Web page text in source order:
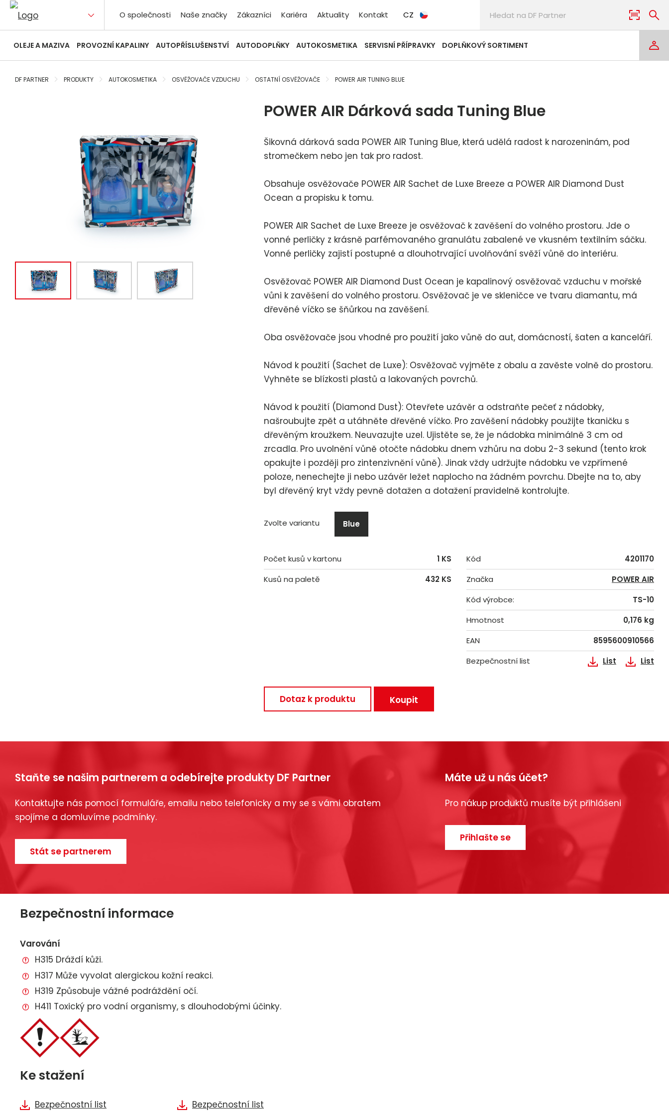
O společnosti Naše značky Zákazníci Kariéra Aktuality Kontakt CZ
OLEJE A MAZIVA PROVOZNÍ KAPALINY AUTOPŘÍSLUŠENSTVÍ AUTODOPLŇKY AUTOKOSMETIKA SERVISNÍ PŘÍPRAVKY DOPLŇKOVÝ SORTIMENT
DF PARTNER PRODUKTY AUTOKOSMETIKA OSVĚŽOVAČE VZDUCHU OSTATNÍ OSVĚŽOVAČE POWER AIR TUNING BLUE
POWER AIR Dárková sada Tuning Blue
Šikovná dárková sada POWER AIR Tuning Blue, která udělá radost k narozeninám, pod
stromečkem nebo jen tak pro radost.
Obsahuje osvěžovače POWER AIR Sachet de Luxe Breeze a POWER AIR Diamond Dust
Ocean a propisku k tomu.
POWER AIR Sachet de Luxe Breeze je osvěžovač k zavěšení do volného prostoru. Jde o
vonné perličky z krásně parfémovaného granulátu zabalené ve vkusném textilním sáčku.
Vonné perličky zajistí postupné a dlouhotrvající uvolňování svěží vůně do interiéru.
Osvěžovač POWER AIR Diamond Dust Ocean je kapalinový osvěžovač vzduchu v mořské
vůni k zavěšení do volného prostoru. Osvěžovač je ve skleničce ve tvaru diamantu, má
dřevěné víčko se šňůrkou na zavěšení.
Oba osvěžovače jsou vhodné pro použití jako vůně do aut, domácností, šaten a kanceláří.
Návod k použití (Sachet de Luxe): Osvěžovač vyjměte z obalu a zavěste volně do prostoru.
Vyhněte se blízkosti plastů a lakovaných povrchů.
Návod k použití (Diamond Dust): Otevřete uzávěr a odstraňte pečeť z nádobky,
našroubujte zpět a utáhněte dřevěné víčko. Pro zavěšení nádobky použijte tkaničku s
dřevěným kroužkem. Neuvazujte uzel. Ujistěte se, že je nádobka minimálně 3 cm od
zrcadla. Pro uvolnění vůně otočte nádobku dnem vzhůru na dobu 2-3 sekund (tento krok
opakujte i později pro zintenzivnění vůně). Jinak vždy udržujte nádobku ve vzpřímené
poloze, nenechejte ji nebo uzávěr ležet naplocho na žádném povrchu. Dbejte na to, aby
byl dřevěný kryt vždy pevně dotažen a dotažení pravidelně kontrolujte.
Zvolte variantu Blue
Počet kusů v kartonu
1 KS
Kusů na paletě
432 KS
Kód
4201170
Značka
POWER AIR
Kód výrobce:
TS-10
Hmotnost
0,176 kg
EAN
8595600910566
Bezpečnostní list
List List
Dotaz k produktu Koupit
Staňte se našim partnerem a odebírejte produkty DF Partner
Kontaktujte nás pomocí formuláře, emailu nebo telefonicky a my se s vámi obratem
spojíme a domluvíme podmínky.
Stát se partnerem
Máte už u nás účet?
Pro nákup produktů musíte být přihlášeni
Přihlašte se
Bezpečnostní informace
Varování
H315 Dráždí kůži.
H317 Může vyvolat alergickou kožní reakci.
H319 Způsobuje vážné podráždění očí.
H411 Toxický pro vodní organismy, s dlouhodobými účinky.
Ke stažení
Bezpečnostní list Bezpečnostní list